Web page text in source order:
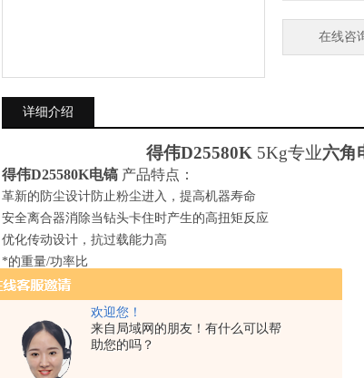
欢迎您！
来自局域网的朋友！有什么可以帮
助您的吗？
在线咨
详细介绍
得伟D25580K 5Kg专业六角
得伟D25580K电镐 产品特点：
革新的防尘设计防止粉尘进入，提高机器寿命
安全离合器消除当钻头卡住时产生的高扭矩反应
优化传动设计，抗过载能力高
*的重量/功率比
*得伟电机，保证输出功率
*悬浮减震手柄，显著提高效率
得伟D25580 K电镐 产品规格：
功率输入1050 W
三轴震动值13.5 m/s2